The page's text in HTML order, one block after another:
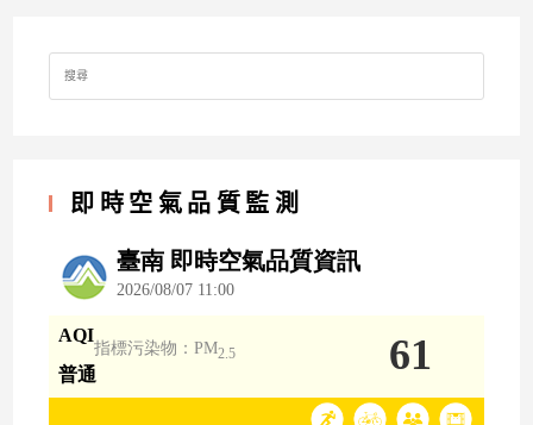
Search
for:
即時空氣品質監測